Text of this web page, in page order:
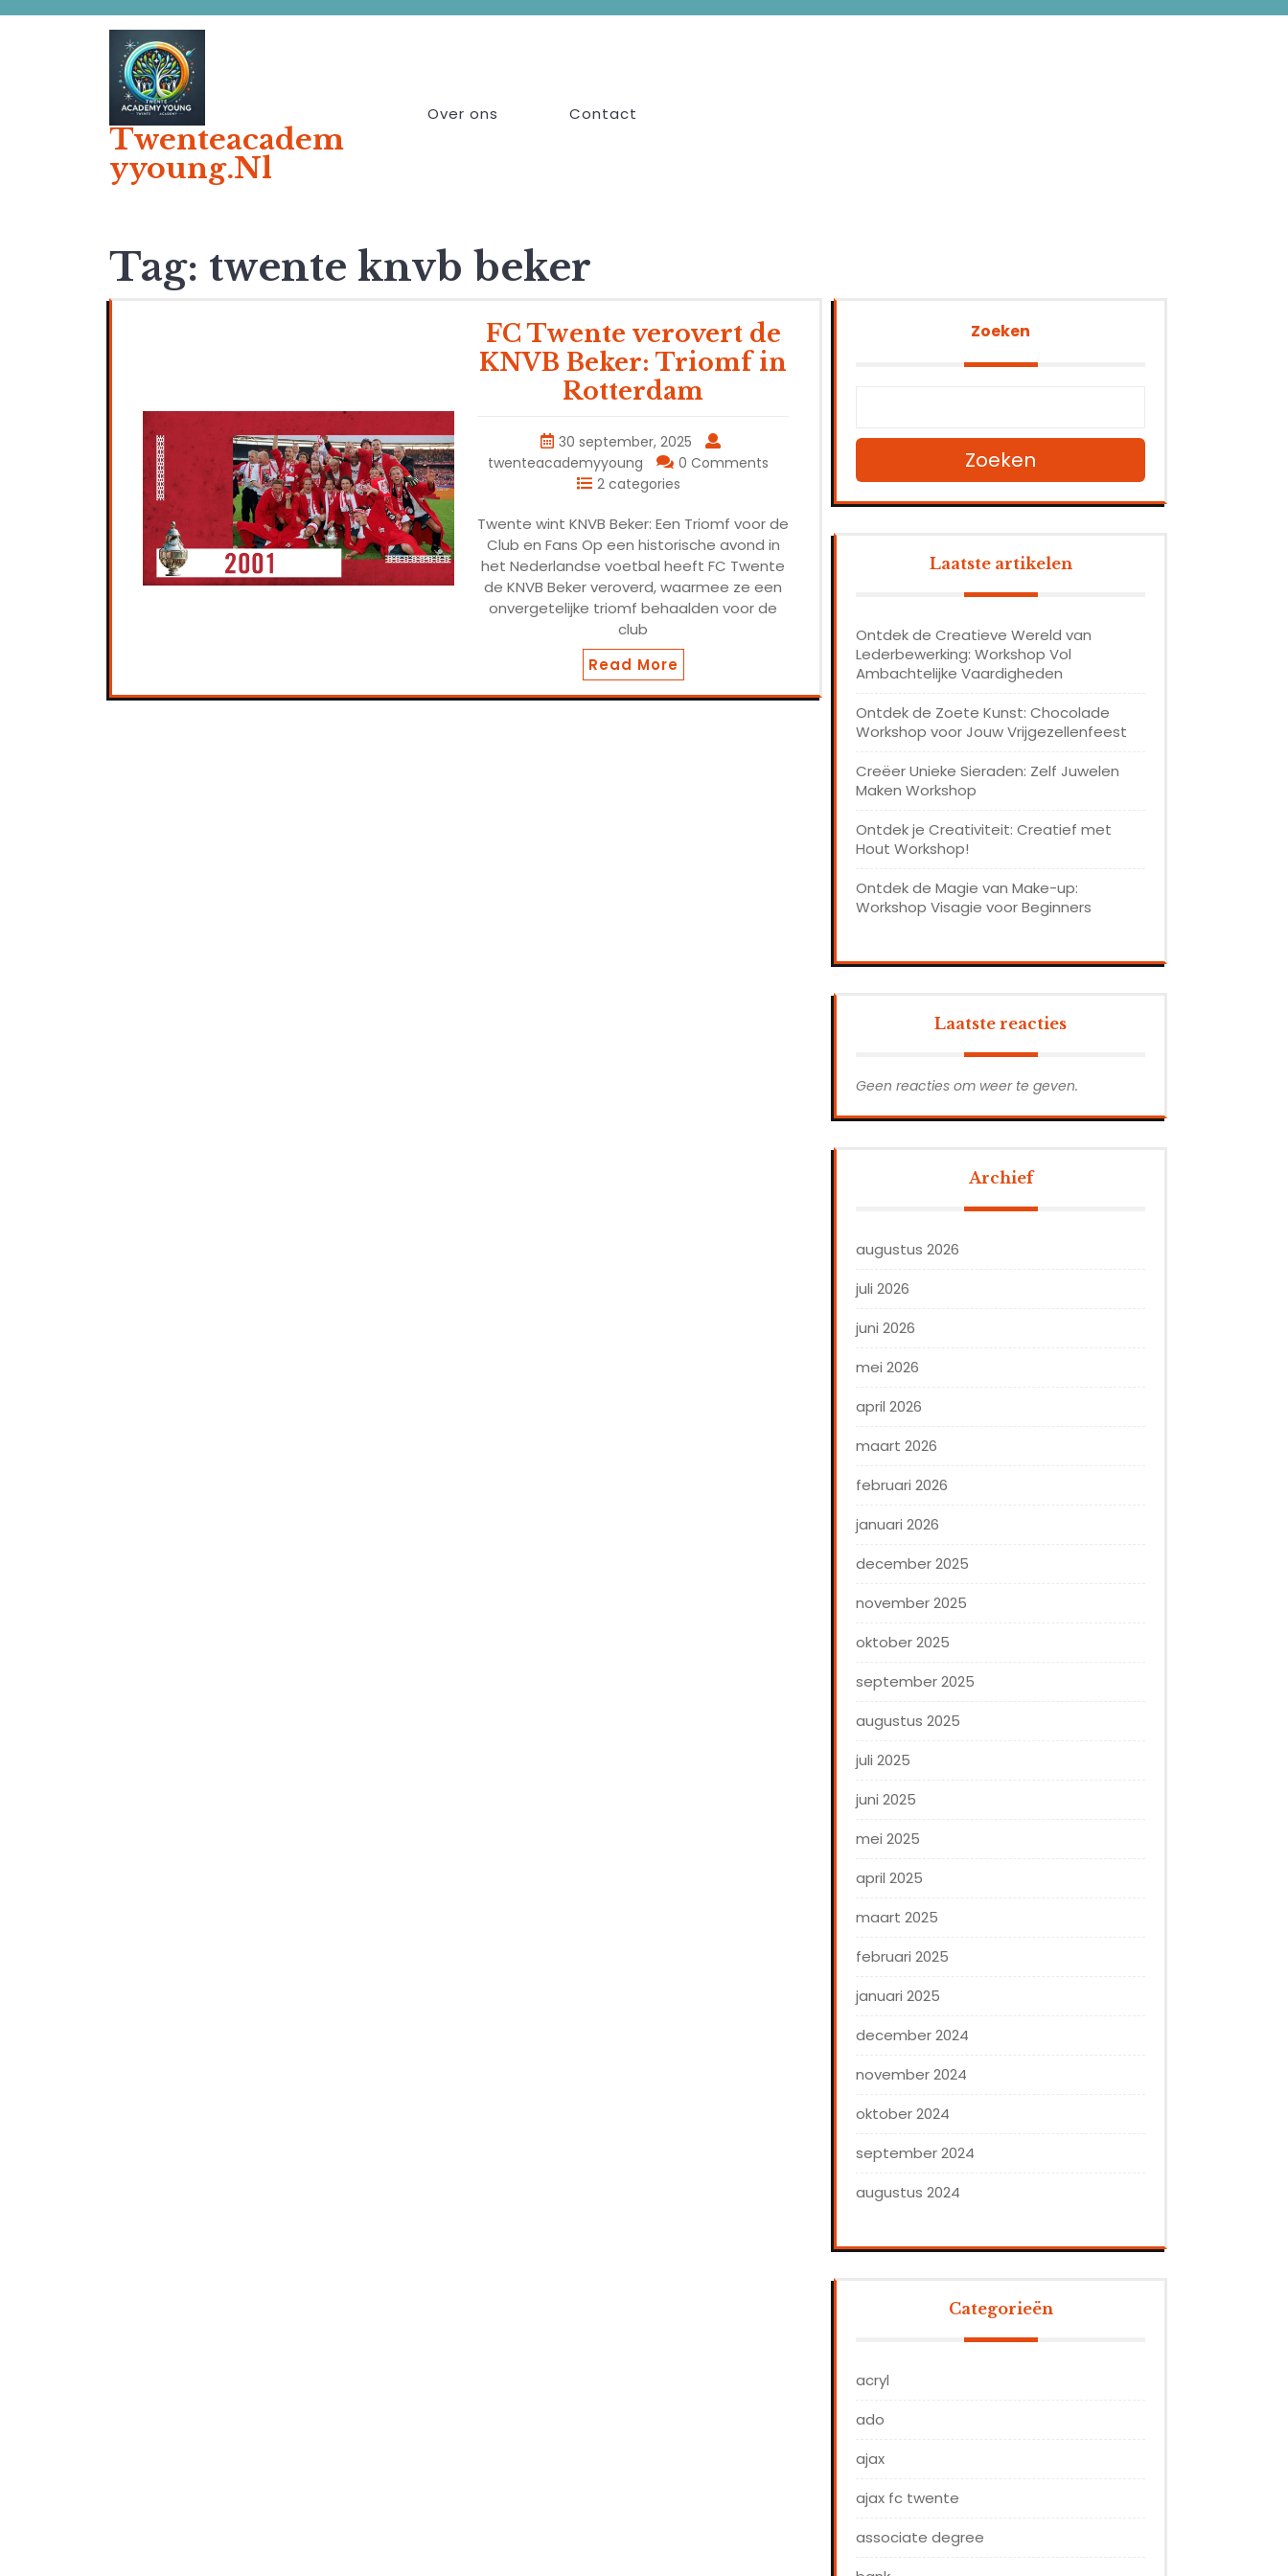
Twenteacadem
Yyoung.nl
Over ons Contact
Tag: twente knvb beker
FC Twente verovert de
KNVB Beker: Triomf in
Rotterdam
30 september, 2025
twenteacademyyoung
0 Comments
2 categories
Twente wint KNVB Beker: Een Triomf voor de
Club en Fans Op een historische avond in
het Nederlandse voetbal heeft FC Twente
de KNVB Beker veroverd, waarmee ze een
onvergetelijke triomf behaalden voor de
club
Read More
Zoeken
Zoeken
Laatste artikelen
Ontdek de Creatieve Wereld van
Lederbewerking: Workshop Vol
Ambachtelijke Vaardigheden
Ontdek de Zoete Kunst: Chocolade
Workshop voor Jouw Vrijgezellenfeest
Creëer Unieke Sieraden: Zelf Juwelen
Maken Workshop
Ontdek je Creativiteit: Creatief met
Hout Workshop!
Ontdek de Magie van Make-up:
Workshop Visagie voor Beginners
Laatste reacties
Geen reacties om weer te geven.
Archief
augustus 2026
juli 2026
juni 2026
mei 2026
april 2026
maart 2026
februari 2026
januari 2026
december 2025
november 2025
oktober 2025
september 2025
augustus 2025
juli 2025
juni 2025
mei 2025
april 2025
maart 2025
februari 2025
januari 2025
december 2024
november 2024
oktober 2024
september 2024
augustus 2024
Categorieën
acryl
ado
ajax
ajax fc twente
associate degree